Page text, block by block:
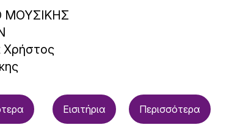
ΜΟΥΣΙΚΗΣ
Χρήστος
Εισιτήρια Περισσότερα